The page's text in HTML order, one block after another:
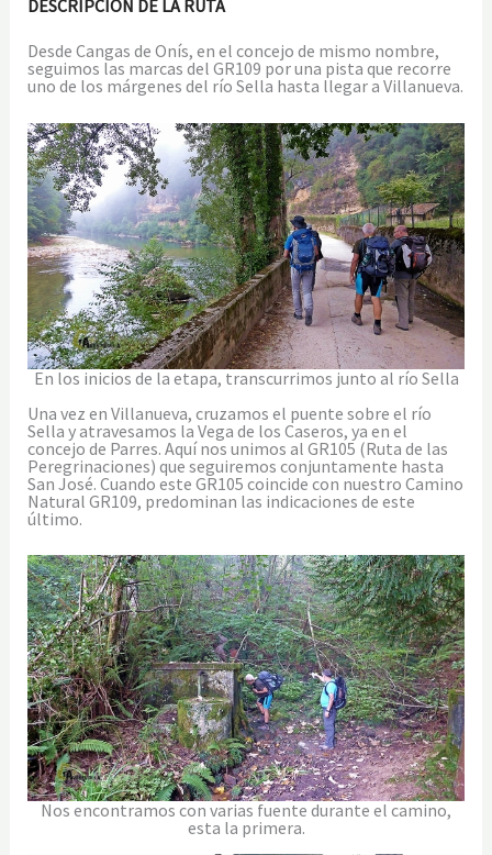
DESCRIPCIÓN DE LA RUTA
Desde Cangas de Onís, en el concejo de mismo nombre,
seguimos las marcas del GR109 por una pista que recorre
uno de los márgenes del río Sella hasta llegar a Villanueva.
En los inicios de la etapa, transcurrimos junto al río Sella
Una vez en Villanueva, cruzamos el puente sobre el río
Sella y atravesamos la Vega de los Caseros, ya en el
concejo de Parres. Aquí nos unimos al GR105 (Ruta de las
Peregrinaciones) que seguiremos conjuntamente hasta
San José. Cuando este GR105 coincide con nuestro Camino
Natural GR109, predominan las indicaciones de este
último.
Nos encontramos con varias fuente durante el camino,
esta la primera.